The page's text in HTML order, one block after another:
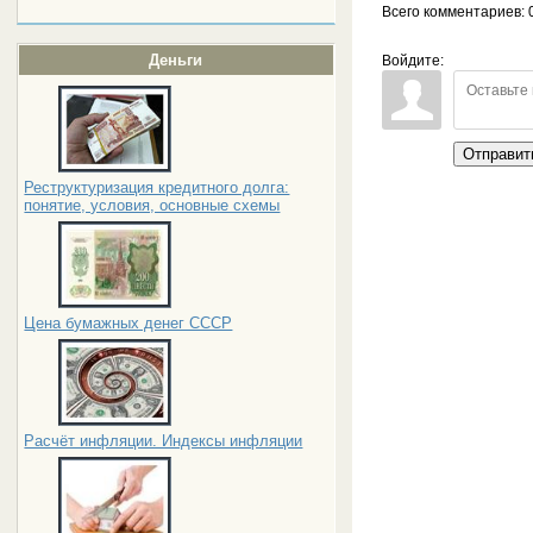
Деньги
Реструктуризация кредитного долга:
понятие, условия, основные схемы
Цена бумажных денег СССР
Расчёт инфляции. Индексы инфляции
Всего комментариев:
Войдите: